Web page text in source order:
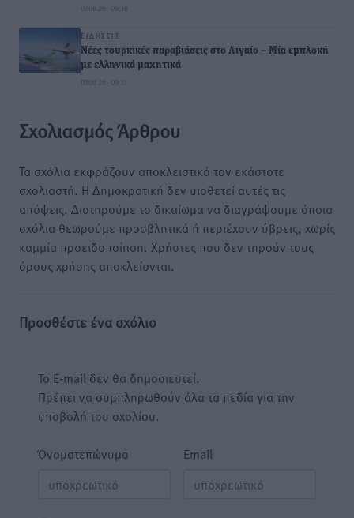
07.08.26 · 09:36
ΕΙΔΉΣΕΙΣ
Νέες τουρκικές παραβιάσεις στο Αιγαίο – Μία εμπλοκή
με ελληνικά μαχητικά
07.08.26 · 09:31
Σχολιασμός Άρθρου
Τα σχόλια εκφράζουν αποκλειστικά τον εκάστοτε
σχολιαστή. Η Δημοκρατική δεν υιοθετεί αυτές τις
απόψεις. Διατηρούμε το δικαίωμα να διαγράψουμε όποια
σχόλια θεωρούμε προσβλητικά ή περιέχουν ύβρεις, χωρίς
καμμία προειδοποίηση. Χρήστες που δεν τηρούν τους
όρους χρήσης αποκλείονται.
Προσθέστε ένα σχόλιο
Το E-mail δεν θα δημοσιευτεί.
Πρέπει να συμπληρωθούν όλα τα πεδία για την
υποβολή του σχολίου.
Όνοματεπώνυμο Email